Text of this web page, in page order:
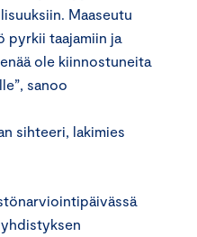
Maaseutu
pyrkii taajamiin ja
ole kiinnostuneita
sanoo
sihteeri, lakimies